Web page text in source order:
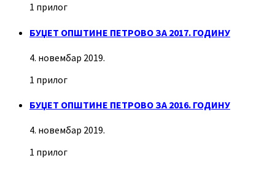
1 прилог
БУЏЕТ ОПШТИНЕ ПЕТРОВО ЗА 2017. ГОДИНУ
4. новембар 2019.
1 прилог
БУЏЕТ ОПШТИНЕ ПЕТРОВО ЗА 2016. ГОДИНУ
4. новембар 2019.
1 прилог